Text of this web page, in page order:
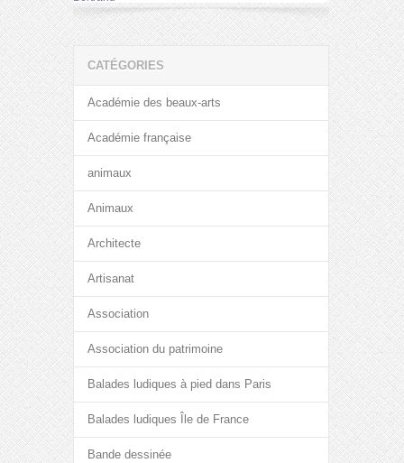
CATÉGORIES
Académie des beaux-arts
Académie française
animaux
Animaux
Architecte
Artisanat
Association
Association du patrimoine
Balades ludiques à pied dans Paris
Balades ludiques Île de France
Bande dessinée